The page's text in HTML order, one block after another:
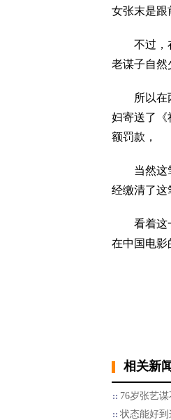
女张末是跟
不过，在
老谋子自然
所以在两
妇寄送了《
额罚款，
当然这笔
经缴清了这
看着这一
在中国电影
相关新闻
76岁张艺
状态能好